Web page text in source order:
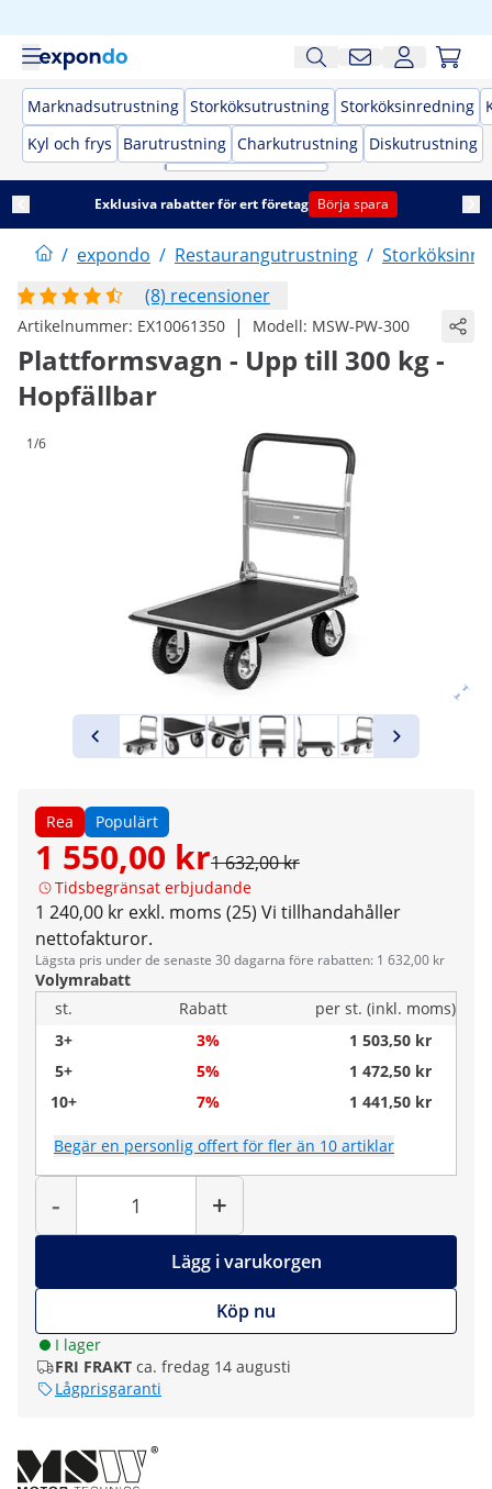
Marknadsutrustning Storköksutrustning Storköksinredning
Kyl och frys
Barutrustning Charkutrustning Diskutrustning
Exklusiva rabatter för ert företag Börja spara
/ expondo / Restaurangutrustning /
(8) recensioner
Artikelnummer: EX10061350 | Modell: MSW-PW-300
Plattformsvagn - Upp till 300 kg -
Hopfällbar
1/6
Rea Populärt
1 550,00 kr1 632,00 kr
Tidsbegränsat erbjudande
1 240,00 kr exkl. moms (25) Vi tillhandahåller
nettofakturor.
Lägsta pris under de senaste 30 dagarna före rabatten: 1 632,00 kr
Volymrabatt
st.
Rabatt
per st. (inkl. moms)
3+
3%
1 503,50 kr
5+
5%
1 472,50 kr
10+
7% 1 441,50 kr
Begär en personlig offert för fler än 10 artiklar
-
Antal
+
Lägg i varukorgen
Köp nu
I lager
FRI FRAKT ca. fredag 14 augusti
Lågprisgaranti